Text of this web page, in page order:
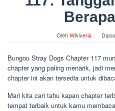
OlehWikiveria
Bungou Stray Dogs Chapter 117
chapter yang paling menarik, jadi
chapter ini akan tersedia untuk
Mari kita cari tahu kapan chapter
tempat terbaik untuk kamu